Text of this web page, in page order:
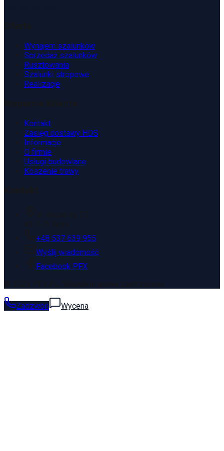
Wynajem szalunków
Sprzedaż szalunków
Rusztowania
Szalunki stropowe
Realizacje
Kontakt
Zasięg dostawy HDS
Informacje
O firmie
Usługi budowlane
Koszenie trawy
+48 537 639 955
Wyślij wiadomość
Facebook PFX
Zadzwoń Wycena